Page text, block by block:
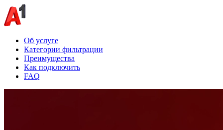
Об услуге
Категории фильтрации
Преимущества
Как подключить
FAQ